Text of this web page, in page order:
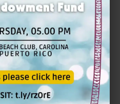
LA DOCTRINA
A LAS